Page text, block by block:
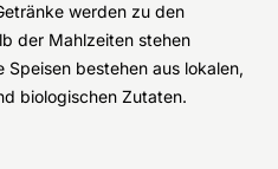
werden zu den
der Mahlzeiten stehen
bestehen aus lokalen,
biologischen Zutaten.